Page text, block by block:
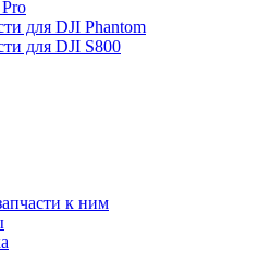
для DJI Phantom
для DJI S800
к ним